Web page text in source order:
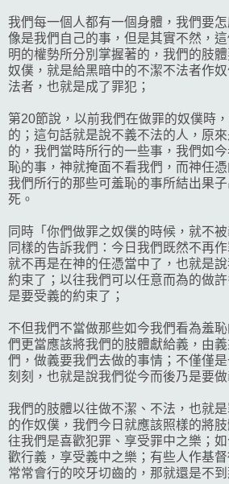
我們每一個人都有一個身體，我們要
像是我們自己的事，但是其實不然，
明的權勢所分別掌握著的，我們的肢
奴僕，就是給黑暗中的不潔不法者作
法者，也就是成了罪犯；
第20節說，以前我們在做罪的奴僕時
的；這句話就是說不義不法的人，原
的，我們當時所行的一些事，我們如
恥的事，神就掩面不看我們，而神任
我們所行的那些可羞恥的事所結出果
死。
同時「你們做罪之奴僕的時候，就不
同樣的告訴我們：今日我們既然不再
就不再是在神的任憑當中了，也就是
約束了；以往我們可以任意而為的做
是要受義的約束了；
不但我們不當做那些如今我們看為羞
們更當應該將我們的肢體獻給義，由
們，做義要我們去做的事情；不僅僅
刻刻，也就是說我們從今而後乃是要做
我們的肢體以往做不潔、不法，也就
的作奴僕，我們今日就應該照樣的將
往我們是喜歡犯罪、享受罪中之樂；
歡行義，享受義中之樂；有些人作基
常常會行的咬牙切齒的，那就還是不到